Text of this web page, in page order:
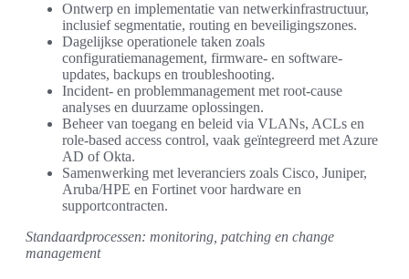
Ontwerp en implementatie van netwerkinfrastructuur,
inclusief segmentatie, routing en beveiligingszones.
Dagelijkse operationele taken zoals
configuratiemanagement, firmware- en software-
updates, backups en troubleshooting.
Incident- en problemmanagement met root-cause
analyses en duurzame oplossingen.
Beheer van toegang en beleid via VLANs, ACLs en
role-based access control, vaak geïntegreerd met Azure
AD of Okta.
Samenwerking met leveranciers zoals Cisco, Juniper,
Aruba/HPE en Fortinet voor hardware en
supportcontracten.
Standaardprocessen: monitoring, patching en change
management